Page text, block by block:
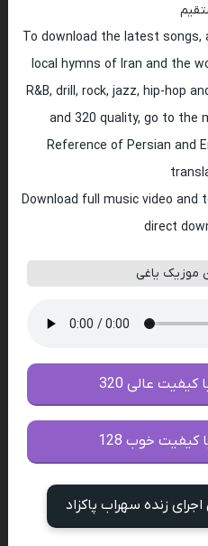
To download the latest songs,
local hymns of Iran and the
R&B, drill, rock, jazz, hip-hop
and 320 quality, go to the
Reference of Persian and
Download full music video and
direct
موزیک یاغی
عالی 320
کیفیت خوب 128
زنده سهراب پاکزاد